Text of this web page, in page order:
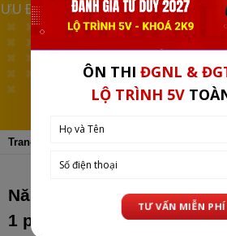
ƯU ĐÃI ĐẶC BIỆT - GIẢM 50% HỌC
21
GIỜ
Trang chủ
Năm 2026, ĐH Quốc gia
1 phương thức xét tuyển